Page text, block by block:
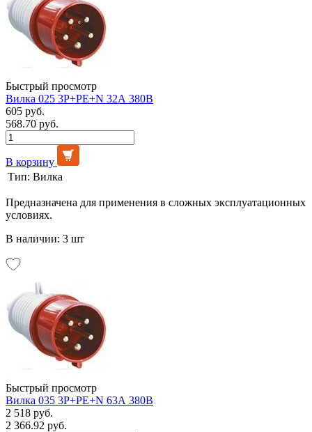
Быстрый просмотр
Вилка 025 3Р+РЕ+N 32А 380В
605 руб.
568.70 руб.
В корзину
Тип: Вилка
Предназначена для применения в сложных эксплуатационных
условиях.
В наличии: 3 шт
Быстрый просмотр
Вилка 035 3Р+РЕ+N 63А 380В
2 518 руб.
2 366.92 руб.